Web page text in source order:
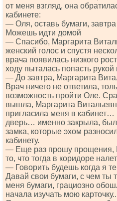
от меня взгляд, она
кабинете:
— Оля, оставь бумаги,
Можешь идти домой
— Спасибо, Маргарита
женский голос и спустя
врача появилась низкого
ходу пыталась попасть рукой
— До завтра, Маргарита
Врач ничего не ответила,
возможность пройти Оле.
вышла, Маргарита
пригласила меня в кабинет…
дверь… именно закрыла,
замка, которые эхом
кабинету.
— Еще раз прошу прощения,
то, что тогда в коридоре
— Говорить будешь когда я
Давай свои бумаги, с чем ты
меня бумаги, грациозно
начала изучать мою карточку..